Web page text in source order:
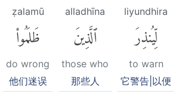
liyundhira
لِّيُنذِرَ
to warn
它警告|以便
alladhīna
ٱلَّذِينَ
those who
那些人
ẓalamū
ظَلَمُوا۟
do wrong
他们迷误